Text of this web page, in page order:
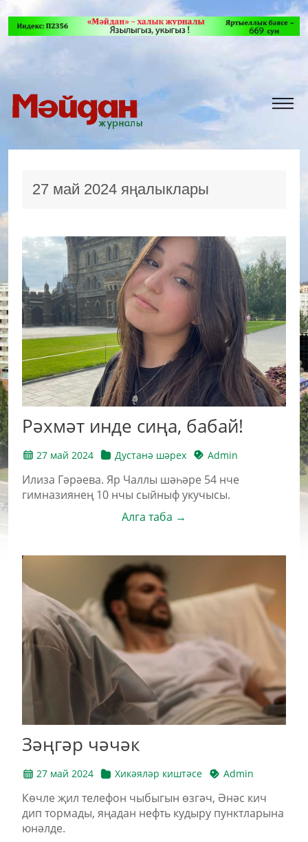
27 май 2024 яңалыклары
Рәхмәт инде сиңа, бабай!
27 май 2024 Дустанә шәрех Admin
Илиза Гәрәева. Яр Чаллы шәһәре 54 нче
гимназиянең 10 нчы сыйныф укучысы.
Алга таба →
Зәңгәр чәчәк
27 май 2024 Хикәяләр киштәсе Admin
Көчле җил телефон чыбыгын өзгәч, Әнәс кич
дип тормады, яңадан нефть кудыру пунктларына
юнәлде.